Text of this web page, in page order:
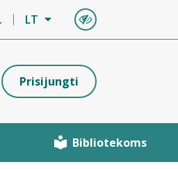
LT
Prisijungti
Bibliotekoms